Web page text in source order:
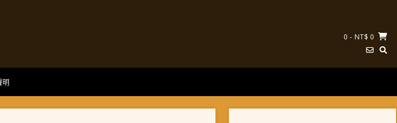
0 - NT$ 0
明